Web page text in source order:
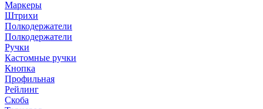
Маркеры
Штрихи
Полкодержатели
Полкодержатели
Ручки
Кастомные ручки
Кнопка
Профильная
Рейлинг
Скоба